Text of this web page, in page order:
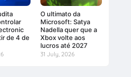
de 4 de
O ultimato da
Microsoft: Satya
Nadella quer que a
Xbox volte aos
lucros até 2027
31 July, 2026